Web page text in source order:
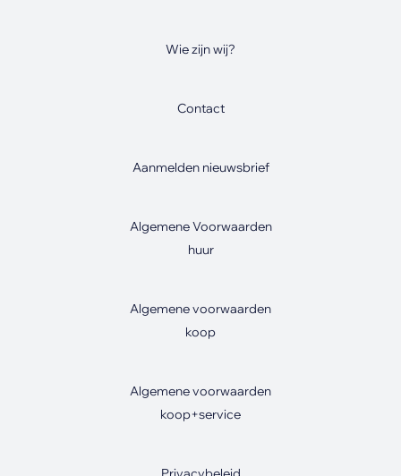
Wie zijn wij?
Contact
Aanmelden nieuwsbrief
Algemene Voorwaarden
huur
Algemene voorwaarden
koop
Algemene voorwaarden
koop+service